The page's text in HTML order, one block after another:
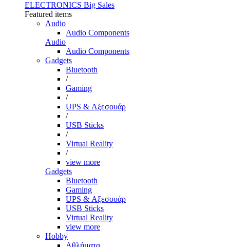
ELECTRONICS Big Sales
Featured items
Audio
Audio Components
Audio
Audio Components
Gadgets
Bluetooth
/
Gaming
/
UPS & Αξεσουάρ
/
USB Sticks
/
Virtual Reality
/
view more
Gadgets
Bluetooth
Gaming
UPS & Αξεσουάρ
USB Sticks
Virtual Reality
view more
Hobby
Αθλήματα